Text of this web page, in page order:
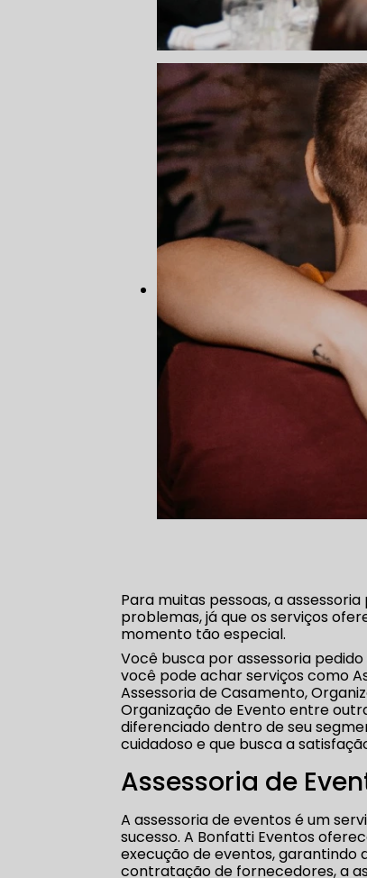
Para muitas pessoas, a
problemas, já que os serviços
momento tão especial.
Você busca por assessoria
você pode achar serviços como
Assessoria de Casamento,
Organização de Evento entre
diferenciado dentro de seu
cuidadoso e que busca a
Assessoria de
A assessoria de eventos é um
sucesso. A Bonfatti Eventos
execução de eventos, garantindo
contratação de fornecedores, a